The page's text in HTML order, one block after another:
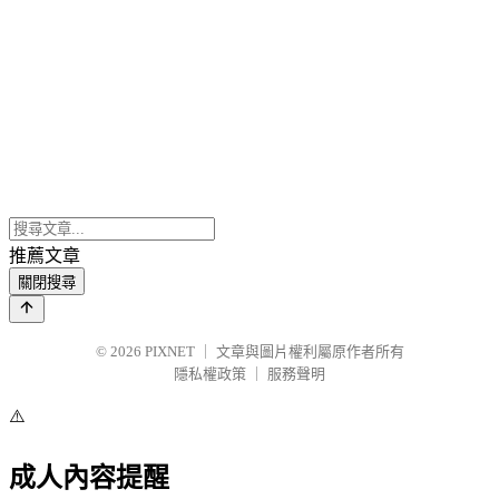
推薦文章
關閉搜尋
© 2026 PIXNET
文章與圖片權利屬原作者所有
隱私權政策
服務聲明
⚠️
成人內容提醒